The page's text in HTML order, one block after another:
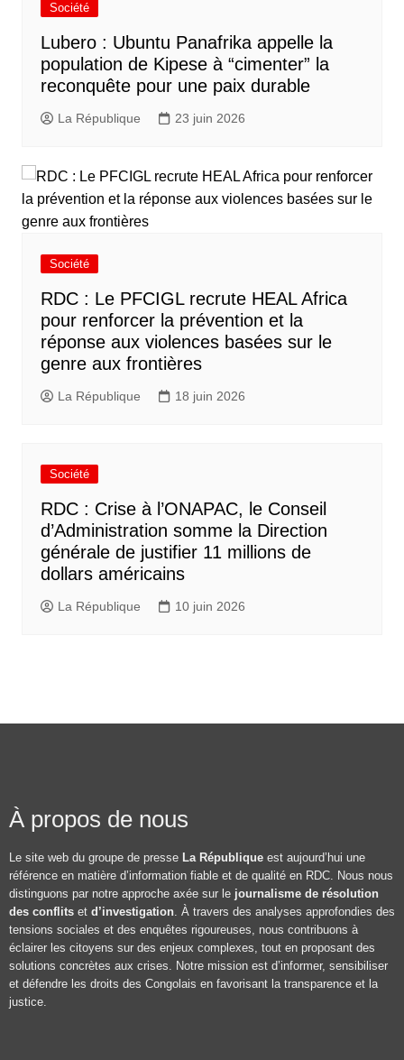
Société
Lubero : Ubuntu Panafrika appelle la
population de Kipese à “cimenter” la
reconquête pour une paix durable
La République 23 juin 2026
Société
RDC : Le PFCIGL recrute HEAL Africa
pour renforcer la prévention et la
réponse aux violences basées sur le
genre aux frontières
La République 18 juin 2026
Société
RDC : Crise à l’ONAPAC, le Conseil
d’Administration somme la Direction
générale de justifier 11 millions de
dollars américains
La République 10 juin 2026
À propos de nous
Le site web du groupe de presse La République est aujourd’hui une
référence en matière d’information fiable et de qualité en RDC. Nous nous
distinguons par notre approche axée sur le journalisme de résolution
des conflits et d’investigation. À travers des analyses approfondies des
tensions sociales et des enquêtes rigoureuses, nous contribuons à
éclairer les citoyens sur des enjeux complexes, tout en proposant des
solutions concrètes aux crises. Notre mission est d’informer, sensibiliser
et défendre les droits des Congolais en favorisant la transparence et la
justice.